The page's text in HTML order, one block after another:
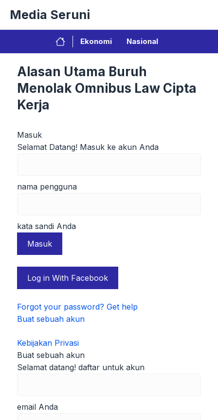
isi
Media Seruni
Ekonomi Nasional
Alasan Utama Buruh
Menolak Omnibus Law Cipta
Kerja
Masuk
Selamat Datang! Masuk ke akun Anda
nama pengguna
kata sandi Anda
Log in With Facebook
Forgot your password? Get help
Buat sebuah akun
Kebijakan Privasi
Buat sebuah akun
Selamat datang! daftar untuk akun
email Anda